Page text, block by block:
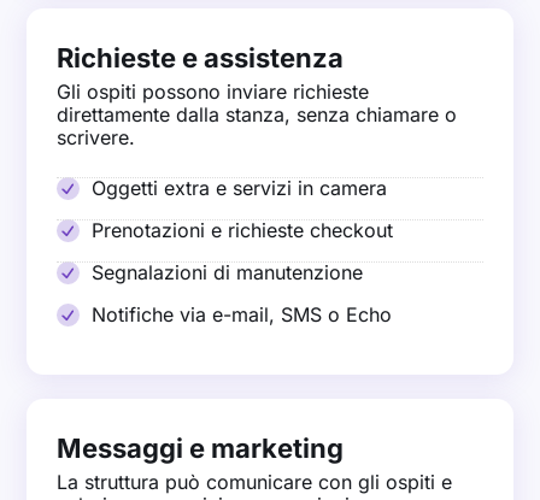
Richieste e assistenza
Gli ospiti possono inviare richieste
direttamente dalla stanza, senza chiamare o
scrivere.
Oggetti extra e servizi in camera
Prenotazioni e richieste checkout
Segnalazioni di manutenzione
Notifiche via e-mail, SMS o Echo
Messaggi e marketing
La struttura può comunicare con gli ospiti e